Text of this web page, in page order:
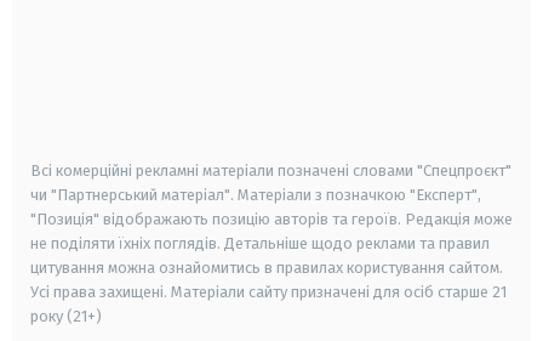
Всі комерційні рекламні матеріали позначені словами "Спецпроєкт"
чи "Партнерський матеріал". Матеріали з позначкою "Експерт",
"Позиція" відображають позицію авторів та героїв. Редакція може
не поділяти їхніх поглядів. Детальніше щодо реклами та правил
цитування можна ознайомитись в правилах користування сайтом.
Усі права захищені. Матеріали сайту призначені для осіб старше 21
року (21+)